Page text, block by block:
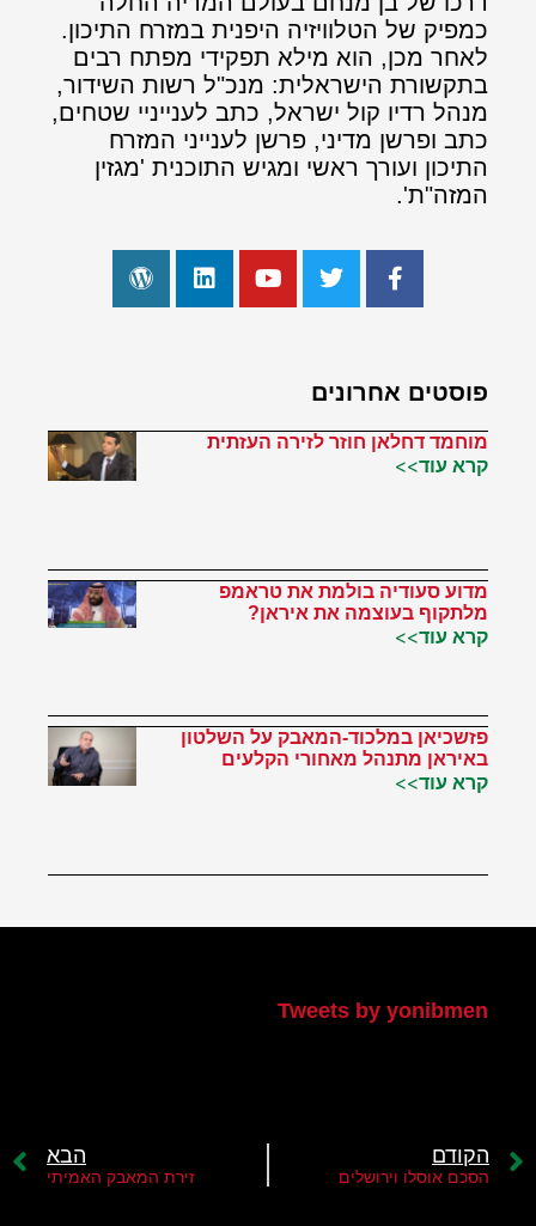
כמפיק של הטלוויזיה היפנית במזרח התיכון.
לאחר מכן, הוא מילא תפקידי מפתח רבים
בתקשורת הישראלית: מנכ"ל רשות השידור,
מנהל רדיו קול ישראל, כתב לענייניי שטחים,
כתב ופרשן מדיני, פרשן לענייני המזרח
התיכון ועורך ראשי ומגיש התוכנית 'מגזין
המזה"ת'.
פוסטים אחרונים
מוחמד דחלאן חוזר לזירה העזתית
קרא עוד>>
מדוע סעודיה בולמת את טראמפ
מלתקוף בעוצמה את איראן?
קרא עוד>>
פזשכיאן במלכוד-המאבק על השלטון
באיראן מתנהל מאחורי הקלעים
קרא עוד>>
Tweets by yonibmen
הקודם
הסכם אוסלו וירושלים
הבא
זירת המאבק האמיתי